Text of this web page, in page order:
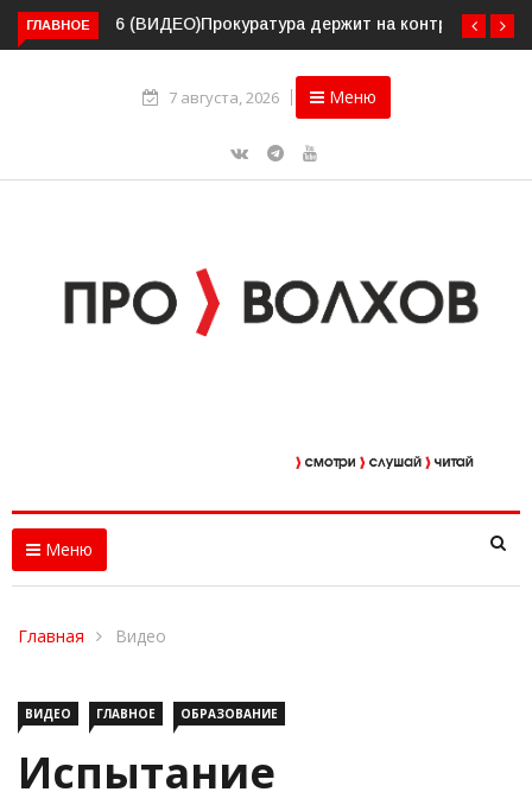
ГЛАВНОЕ
Прокуратура держит на контроле организацию
пассажирских перевозок в Волховском районе
7 августа, 2026
ВИДЕО ГЛАВНОЕ ОБРАЗОВАНИЕ